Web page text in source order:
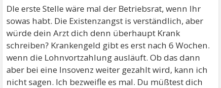
DIe erste Stelle wäre mal der Betriebsrat, wenn Ihr
sowas habt. Die Existenzangst is verständlich, aber
würde dein Arzt dich denn überhaupt Krank
schreiben? Krankengeld gibt es erst nach 6 Wochen.
wenn die Lohnvortzahlung ausläuft. Ob das dann
aber bei eine Insovenz weiter gezahlt wird, kann ich
nicht sagen. Ich bezweifle es mal. Du müßtest dich